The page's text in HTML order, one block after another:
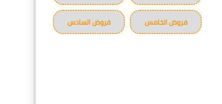
فروض الخامس فروض السادس